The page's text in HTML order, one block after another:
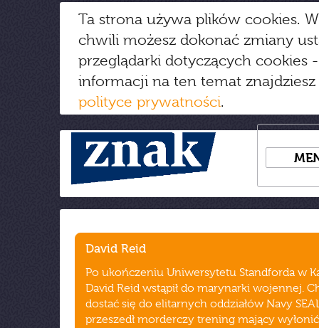
Ta strona używa plików cookies.
chwili możesz dokonać zmiany
przeglądarki dotyczących cookies
informacji na ten temat
polityce prywatności.
David Reid
Po ukończeniu Uniwersytetu Standforda w
David Reid wstąpił do marynarki wojennej.
dostać się do elitarnych oddziałów Navy
przeszedł morderczy trening mający